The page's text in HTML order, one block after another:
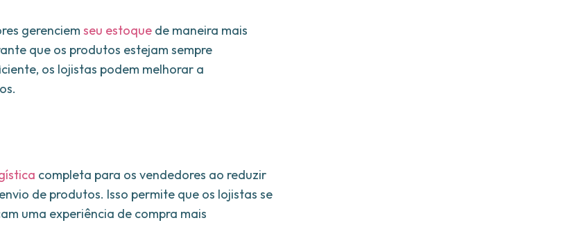
gerenciem seu estoque de maneira mais
que os produtos estejam sempre
os lojistas podem melhorar a
completa para os vendedores ao reduzir
de produtos. Isso permite que os lojistas se
uma experiência de compra mais